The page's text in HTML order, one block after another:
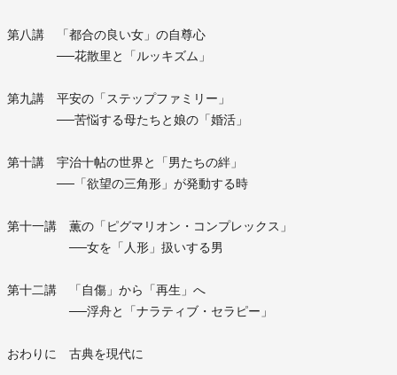
第八講 「都合の良い女」の自尊心
──花散里と「ルッキズム」
第九講 平安の「ステップファミリー」
──苦悩する母たちと娘の「婚活」
第十講 宇治十帖の世界と「男たちの絆」
──「欲望の三角形」が発動する時
第十一講 薫の「ピグマリオン・コンプレックス」
──女を「人形」扱いする男
第十二講 「自傷」から「再生」へ
──浮舟と「ナラティブ・セラピー」
おわりに 古典を現代に